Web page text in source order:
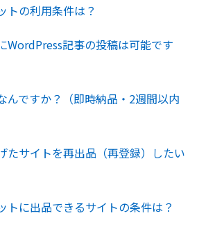
トの利用条件は？
WordPress記事の投稿は可能です
んですか？（即時納品・2週間以内
たサイトを再出品（再登録）したい
トに出品できるサイトの条件は？